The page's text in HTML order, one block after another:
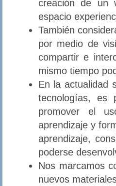
creación de un
espacio
También
por medio de
compartir e
mismo tiempo
En la actualidad
tecnologías, es
promover el
aprendizaje y
aprendizaje,
poderse
Nos marcamos
nuevos